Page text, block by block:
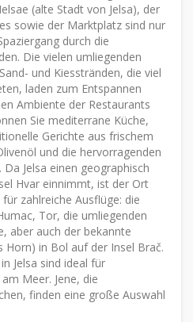
(alte Stadt von Jelsa), der
sowie der Marktplatz sind nur
durch die
Die vielen umliegenden
und Kiesstränden, die viel
laden zum Entspannen
Ambiente der Restaurants
Sie mediterrane Küche,
Gerichte aus frischem
und die hervorragenden
Jelsa einen geographisch
Hvar einnimmt, ist der Ort
zahlreiche Ausflüge: die
Tor, die umliegenden
aber auch der bekannte
Horn) in Bol auf der Insel Brač.
Jelsa sind ideal für
Meer. Jene, die
finden eine große Auswahl